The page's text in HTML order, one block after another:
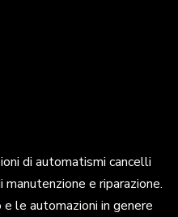
di automatismi cancelli
e riparazione.
le automazioni in genere